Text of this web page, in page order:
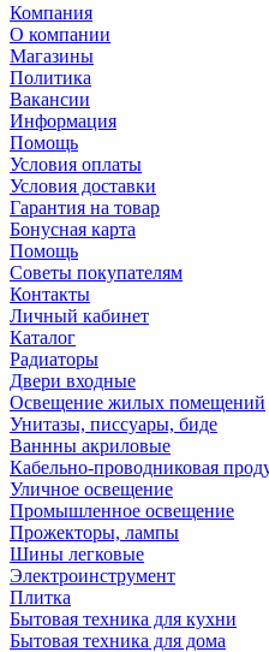
Компания
О компании
Магазины
Политика
Вакансии
Информация
Помощь
Условия оплаты
Условия доставки
Гарантия на товар
Бонусная карта
Помощь
Советы покупателям
Контакты
Личный кабинет
Каталог
Радиаторы
Двери входные
Освещение жилых помещений
Унитазы, писсуары, биде
Ваннны акриловые
Кабельно-проводниковая
Уличное освещение
Промышленное освещение
Прожекторы, лампы
Шины легковые
Электроинструмент
Плитка
Бытовая техника для кухни
Бытовая техника для дома